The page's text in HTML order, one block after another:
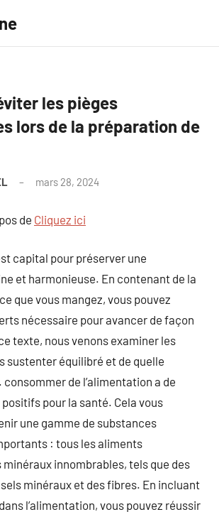
les pièges
lors de la préparation de
mars 28, 2024
de Cliquez ici
capital pour préserver une
et harmonieuse. En contenant de la
que vous mangez, vous pouvez
nécessaire pour avancer de façon
texte, nous venons examiner les
sustenter équilibré et de quelle
de l’alimentation a de
pour la santé. Cela vous
une gamme de substances
: tous les aliments
innombrables, tels que des
minéraux et des fibres. En incluant
l’alimentation, vous pouvez réussir